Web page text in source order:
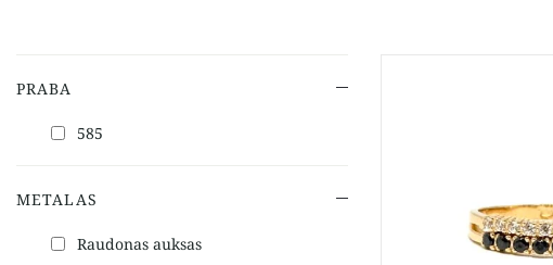
PRABA
585
METALAS
Raudonas auksas